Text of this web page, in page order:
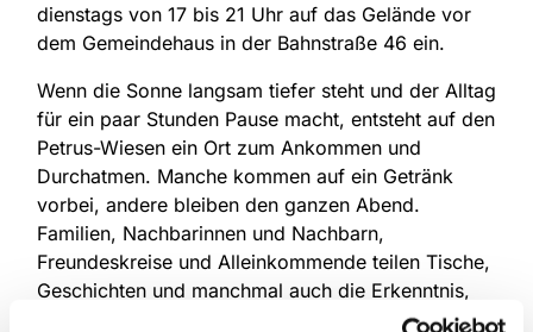
dienstags von 17 bis 21 Uhr auf das Gelände vor
dem Gemeindehaus in der Bahnstraße 46 ein.
Wenn die Sonne langsam tiefer steht und der Alltag
für ein paar Stunden Pause macht, entsteht auf den
Petrus-Wiesen ein Ort zum Ankommen und
Durchatmen. Manche kommen auf ein Getränk
vorbei, andere bleiben den ganzen Abend.
Familien, Nachbarinnen und Nachbarn,
Freundeskreise und Alleinkommende teilen Tische,
Geschichten und manchmal auch die Erkenntnis,
dass die schönsten Sommerabende oft die